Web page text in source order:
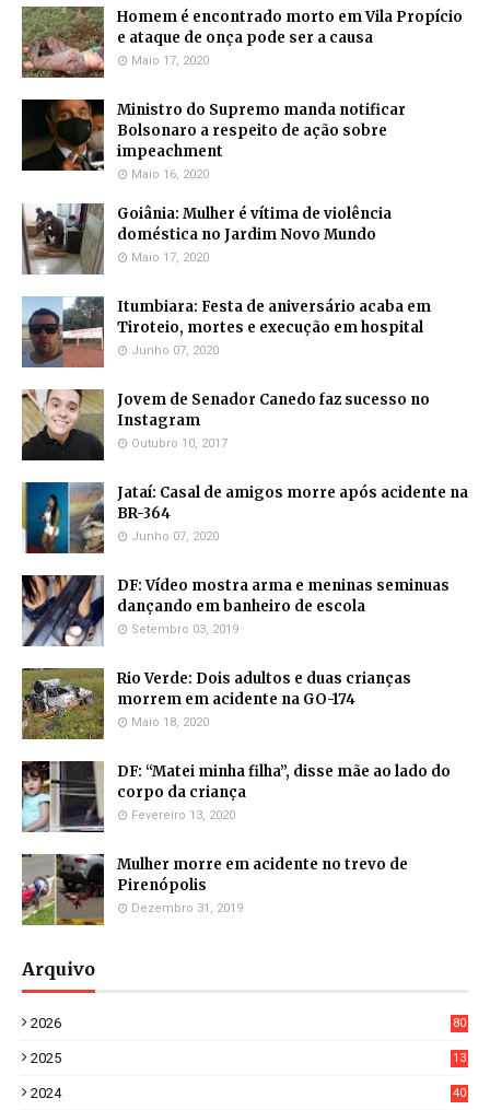
Homem é encontrado morto em Vila Propício
e ataque de onça pode ser a causa
Maio 17, 2020
Ministro do Supremo manda notificar
Bolsonaro a respeito de ação sobre
impeachment
Maio 16, 2020
Goiânia: Mulher é vítima de violência
doméstica no Jardim Novo Mundo
Maio 17, 2020
Itumbiara: Festa de aniversário acaba em
Tiroteio, mortes e execução em hospital
Junho 07, 2020
Jovem de Senador Canedo faz sucesso no
Instagram
Outubro 10, 2017
Jataí: Casal de amigos morre após acidente na
BR-364
Junho 07, 2020
DF: Vídeo mostra arma e meninas seminuas
dançando em banheiro de escola
Setembro 03, 2019
Rio Verde: Dois adultos e duas crianças
morrem em acidente na GO-174
Maio 18, 2020
DF: “Matei minha filha”, disse mãe ao lado do
corpo da criança
Fevereiro 13, 2020
Mulher morre em acidente no trevo de
Pirenópolis
Dezembro 31, 2019
Arquivo
2026
80
2025
13
2024
40